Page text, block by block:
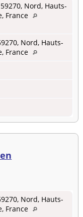
Nord, Hauts-
France
Nord, Hauts-
France
Nord, Hauts-
France